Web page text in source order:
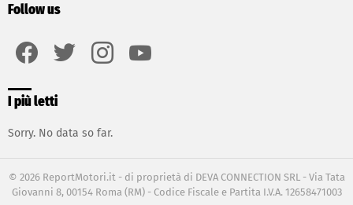
Follow us
I più letti
Sorry. No data so far.
© 2026 ReportMotori.it - di proprietà di DEVA CONNECTION SRL - Via Tata
Giovanni 8, 00154 Roma (RM) - Codice Fiscale e Partita I.V.A. 12658471003